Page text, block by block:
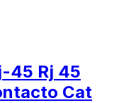
45 Rj 45
Cat